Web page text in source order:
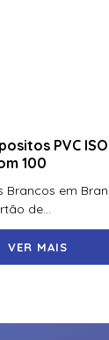
PVC
100
Brancos em
de...
VER MAIS